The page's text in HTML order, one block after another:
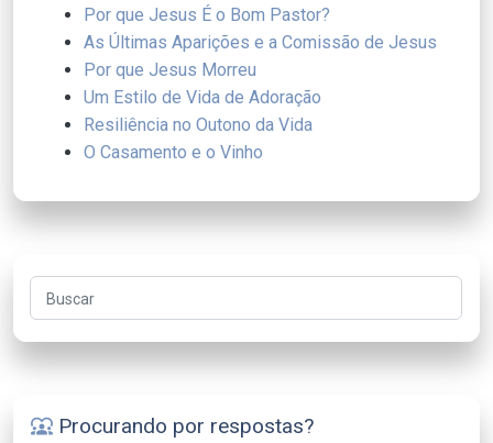
Por que Jesus É o Bom Pastor?
As Últimas Aparições e a Comissão de Jesus
Por que Jesus Morreu
Um Estilo de Vida de Adoração
Resiliência no Outono da Vida
O Casamento e o Vinho
Buscar
diversity_1 Procurando por respostas?